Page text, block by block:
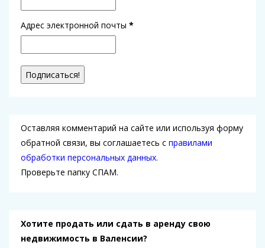
Адрес электронной почты *
Оставляя комментарий на сайте или используя форму
обратной связи, вы соглашаетесь с правилами
обработки персональных данных.
Проверьте папку СПАМ.
Хотите продать или сдать в аренду свою
недвижимость в Валенсии?